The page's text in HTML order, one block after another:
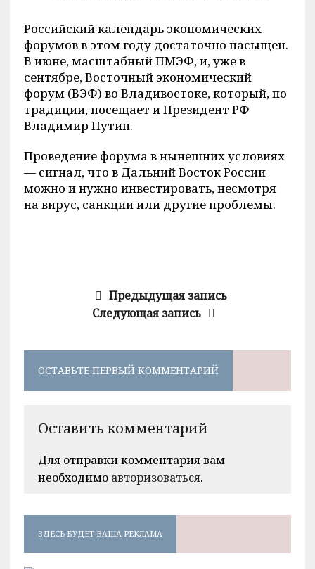
Российский календарь экономических
форумов в этом году достаточно насыщен.
В июне, масштабный ПМЭФ, и, уже в
сентябре, Восточный экономический
форум (ВЭФ) во Владивостоке, который, по
традиции, посещает и Президент РФ
Владимир Путин.
Проведение форума в нынешних условиях
— сигнал, что в Дальний Восток России
можно и нужно инвестировать, несмотря
на вирус, санкции или другие проблемы.
Предыдущая запись
Следующая запись
ОСТАВЬТЕ ПЕРВЫЙ КОММЕНТАРИЙ
Оставить комментарий
Для отправки комментария вам
необходимо авторизоваться.
ЗДЕСЬ БУДЕТ ВАША РЕКЛАМА